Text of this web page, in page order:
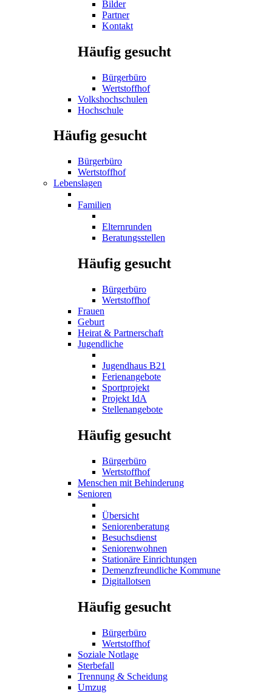
Bilder
Partner
Kontakt
Häufig gesucht
Bürgerbüro
Wertstoffhof
Volkshochschulen
Hochschule
Häufig gesucht
Bürgerbüro
Wertstoffhof
Lebenslagen
Familien
Elternrunden
Beratungsstellen
Häufig gesucht
Bürgerbüro
Wertstoffhof
Frauen
Geburt
Heirat & Partnerschaft
Jugendliche
Jugendhaus B21
Ferienangebote
Sportprojekt
Projekt IdA
Stellenangebote
Häufig gesucht
Bürgerbüro
Wertstoffhof
Menschen mit Behinderung
Senioren
Übersicht
Seniorenberatung
Besuchsdienst
Seniorenwohnen
Stationäre Einrichtungen
Demenzfreundliche Kommune
Digitallotsen
Häufig gesucht
Bürgerbüro
Wertstoffhof
Soziale Notlage
Sterbefall
Trennung & Scheidung
Umzug